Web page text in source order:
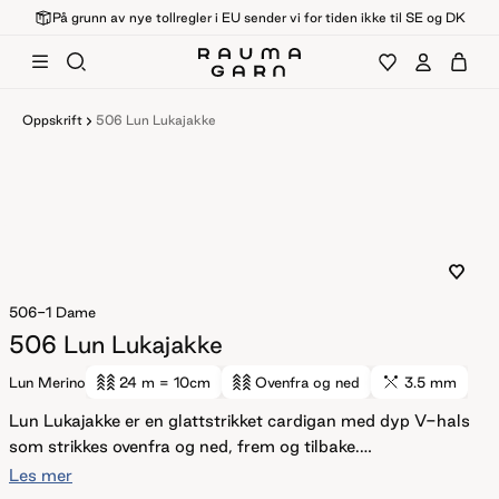
På grunn av nye tollregler i EU sender vi for tiden ikke til SE og DK
Oppskrift 506 Lun Lukajakke
506-1 Dame
506 Lun Lukajakke
Lun Merino 24 m = 10cm Ovenfra og ned 3.5 mm
Lun Lukajakke er en glattstrikket cardigan med dyp V-hals
som strikkes ovenfra og ned, frem og tilbake.
Konstruksjonen er enkel og gjennomtenkt med rette
Les mer